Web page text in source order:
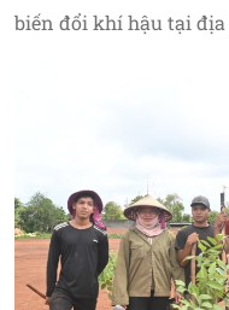
biến đổi khí hậu tại địa